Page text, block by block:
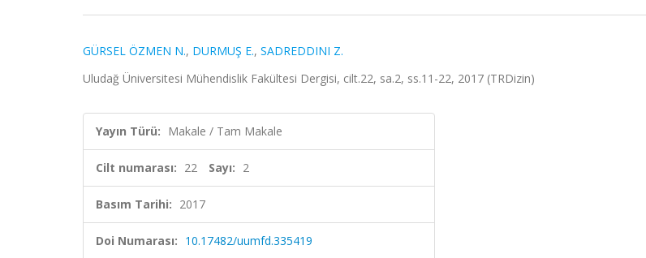
GÜRSEL ÖZMEN N., DURMUŞ E., SADREDDINI Z.
Uludağ Üniversitesi Mühendislik Fakültesi Dergisi, cilt.22, sa.2, ss.11-22, 2017 (TRDizin)
Yayın Türü: Makale / Tam Makale
Cilt numarası: 22 Sayı: 2
Basım Tarihi: 2017
Doi Numarası: 10.17482/uumfd.335419